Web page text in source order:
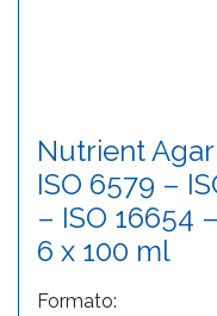
Nutrient
ISO 6579 –
– ISO 16654
6 x 100 ml
Formato: